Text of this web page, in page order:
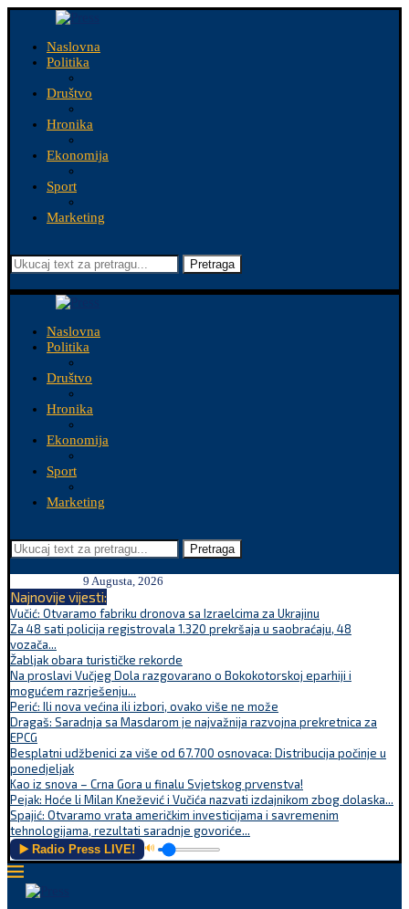
Naslovna
Politika
Društvo
Hronika
Ekonomija
Sport
Marketing
Pretraga
Naslovna
Politika
Društvo
Hronika
Ekonomija
Sport
Marketing
Pretraga
9 Augusta, 2026
Najnovije vijesti:
Vučić: Otvaramo fabriku dronova sa Izraelcima za Ukrajinu
Za 48 sati policija registrovala 1.320 prekršaja u saobraćaju, 48
vozača...
Žabljak obara turističke rekorde
Na proslavi Vučjeg Dola razgovarano o Bokokotorskoj eparhiji i
mogućem razrješenju...
Perić: Ili nova većina ili izbori, ovako više ne može
Dragaš: Saradnja sa Masdarom je najvažnija razvojna prekretnica za
EPCG
Besplatni udžbenici za više od 67.700 osnovaca: Distribucija počinje u
ponedjeljak
Kao iz snova – Crna Gora u finalu Svjetskog prvenstva!
Pejak: Hoće li Milan Knežević i Vučića nazvati izdajnikom zbog dolaska...
Spajić: Otvaramo vrata američkim investicijama i savremenim
tehnologijama, rezultati saradnje govoriće...
▶️ Radio Press LIVE! 🔊